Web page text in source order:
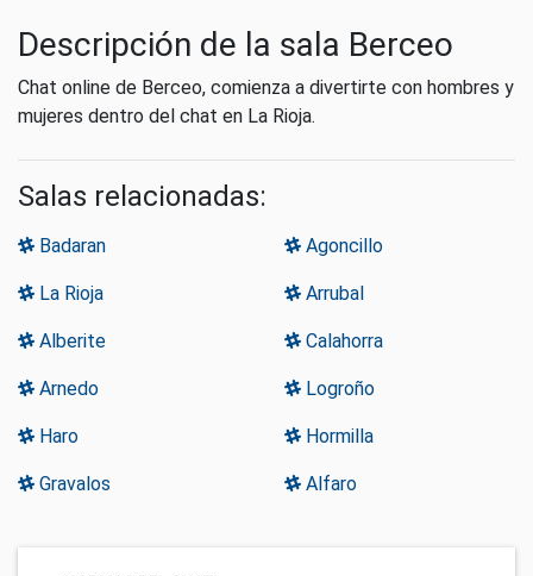
Descripción de la sala Berceo
Chat online de Berceo, comienza a divertirte con hombres y
mujeres dentro del chat en La Rioja.
Salas relacionadas:
Badaran Agoncillo
La Rioja Arrubal
Alberite Calahorra
Arnedo Logroño
Haro Hormilla
Gravalos Alfaro